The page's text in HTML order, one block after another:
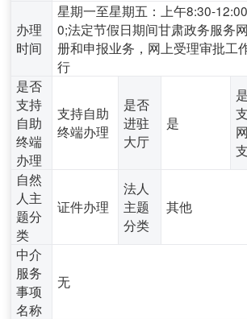
办理
时间
星期一至星期五：上午8:30-
0;法定节假日期间甘肃政务服务
册和申报业务，网上受理审批工
行
是否
支持
自助
终端
办理
支持自助
终端办理
是否
进驻
大厅
是
自然
人主
题分
类
证件办理
法人
主题
分类
其他
中介
服务
事项
名称
无